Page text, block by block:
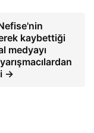
kaybettiği
medyayı
→